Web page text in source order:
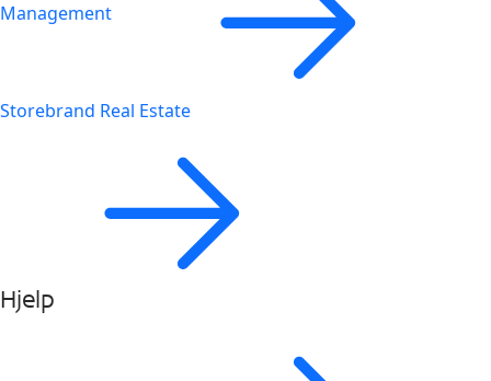
Management
Storebrand Real Estate
Hjelp